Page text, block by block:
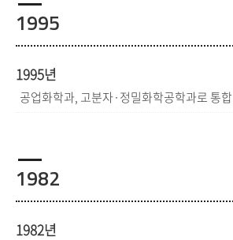
1995
1995년
공업화학과, 고분자·정밀화학공학과로 통합
1982
1982년